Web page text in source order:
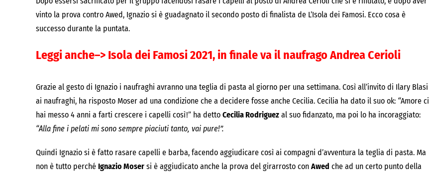
vinto la prova contro Awed, Ignazio si è guadagnato il secondo posto di finalista de L’Isola dei Famosi. Ecco cosa è
successo durante la puntata.
Leggi anche–> Isola dei Famosi 2021, in finale va il naufrago Andrea Cerioli
Grazie al gesto di Ignazio i naufraghi avranno una teglia di pasta al giorno per una settimana. Così all’invito di Ilary Blasi
ai naufraghi, ha risposto Moser ad una condizione che a decidere fosse anche Cecilia. Cecilia ha dato il suo ok: “Amore ci
hai messo 4 anni a farti crescere i capelli così!” ha detto Cecilia Rodriguez al suo fidanzato, ma poi lo ha incoraggiato:
“Alla fine i pelati mi sono sempre piaciuti tanto, vai pure!”.
Quindi Ignazio si è fatto rasare capelli e barba, facendo aggiudicare così ai compagni d’avventura la teglia di pasta. Ma
non è tutto perché Ignazio Moser si è aggiudicato anche la prova del girarrosto con Awed che ad un certo punto della